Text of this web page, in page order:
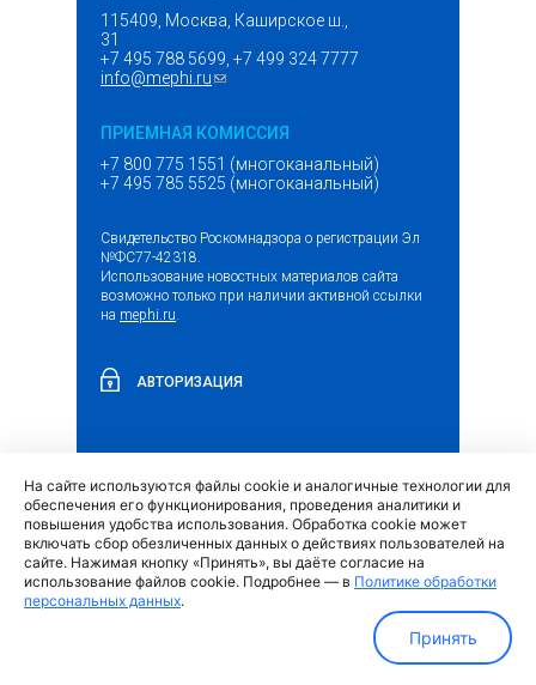
115409, Москва, Каширское ш.,
31
+7 495 788 5699, +7 499 324 7777
info@mephi.ru(ссылка для отправки email)
ПРИЕМНАЯ КОМИССИЯ
+7 800 775 1551 (многоканальный)
+7 495 785 5525 (многоканальный)
Свидетельство Роскомнадзора о регистрации Эл
№ФС77-42318.
Использование новостных материалов сайта
возможно только при наличии активной ссылки
на mephi.ru.
АВТОРИЗАЦИЯ
Обращение граждан и организаций (внешняя
ссылка)
Политика обработки персональных данных
На сайте используются файлы cookie и аналогичные технологии для
обеспечения его функционирования, проведения аналитики и
повышения удобства использования. Обработка cookie может
включать сбор обезличенных данных о действиях пользователей на
сайте. Нажимая кнопку «Принять», вы даёте согласие на
использование файлов cookie. Подробнее — в Политике обработки
персональных данных.
Принять